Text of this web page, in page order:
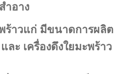
ำอาง
ร้าวแก่ มีขนาดการผลิต
ะ เครื่องดึงใยมะพร้าว